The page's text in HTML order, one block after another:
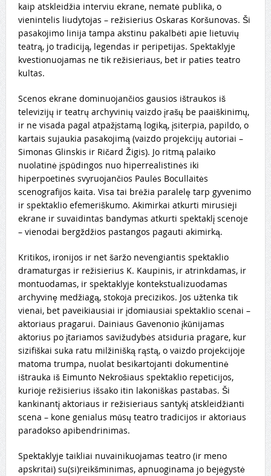
kaip atskleidžia interviu ekrane, nematė publika, o
vienintelis liudytojas – režisierius Oskaras Koršunovas. Ši
pasakojimo linija tampa akstinu pakalbėti apie lietuvių
teatrą, jo tradiciją, legendas ir peripetijas. Spektaklyje
kvestionuojamas ne tik režisieriaus, bet ir paties teatro
kultas.
Scenos ekrane dominuojančios gausios ištraukos iš
televizijų ir teatrų archyvinių vaizdo įrašų be paaiškinimų,
ir ne visada pagal atpažįstamą logiką, įsiterpia, papildo, o
kartais sujaukia pasakojimą (vaizdo projekcijų autoriai –
Simonas Glinskis ir Ričard Žigis). Jo ritmą palaiko
nuolatinė įspūdingos nuo hiperrealistinės iki
hiperpoetinės svyruojančios Paulės Bocullaitės
scenografijos kaita. Visa tai brėžia paralelę tarp gyvenimo
ir spektaklio efemeriškumo. Akimirkai atkurti mirusieji
ekrane ir suvaidintas bandymas atkurti spektaklį scenoje
– vienodai bergždžios pastangos pagauti akimirką.
Kritikos, ironijos ir net šaržo nevengiantis spektaklio
dramaturgas ir režisierius K. Kaupinis, ir atrinkdamas, ir
montuodamas, ir spektaklyje kontekstualizuodamas
archyvinę medžiagą, stokoja precizikos. Jos užtenka tik
vienai, bet paveikiausiai ir įdomiausiai spektaklio scenai –
aktoriaus pragarui. Dainiaus Gavenonio įkūnijamas
aktorius po įtariamos savižudybės atsiduria pragare, kur
sizifiškai suka ratu milžinišką rąstą, o vaizdo projekcijoje
matoma trumpa, nuolat besikartojanti dokumentinė
ištrauka iš Eimunto Nekrošiaus spektaklio repeticijos,
kurioje režisierius išsako itin lakoniškas pastabas. Ši
kankinantį aktoriaus ir režisieriaus santykį atskleidžianti
scena – kone genialus mūsų teatro tradicijos ir aktoriaus
paradokso apibendrinimas.
Spektaklyje taikliai nuvainikuojamas teatro (ir meno
apskritai) su(si)reikšminimas, apnuoginama jo bejėgystė